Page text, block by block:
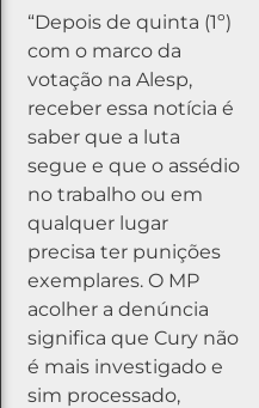
“Depois de quinta (1º)
com o marco da
votação na Alesp,
receber essa notícia é
saber que a luta
segue e que o assédio
no trabalho ou em
qualquer lugar
precisa ter punições
exemplares. O MP
acolher a denúncia
significa que Cury não
é mais investigado e
sim processado,